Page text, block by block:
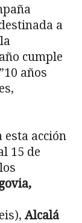
a
cumple
años
esta acción
15 de
Alcalá